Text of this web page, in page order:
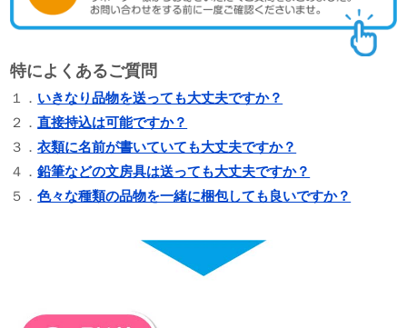
特によくあるご質問
１． いきなり品物を送っても大丈夫ですか？
２．直接持込は可能ですか？
３．衣類に名前が書いていても大丈夫ですか？
４．鉛筆などの文房具は送っても大丈夫ですか？
５．色々な種類の品物を一緒に梱包しても良いですか？